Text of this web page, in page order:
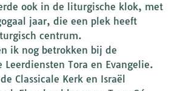
ook in de liturgische klok, met
jaar, die een plek heeft
centrum.
ik nog betrokken bij de
Leerdiensten Tora en Evangelie.
Classicale Kerk en Israël